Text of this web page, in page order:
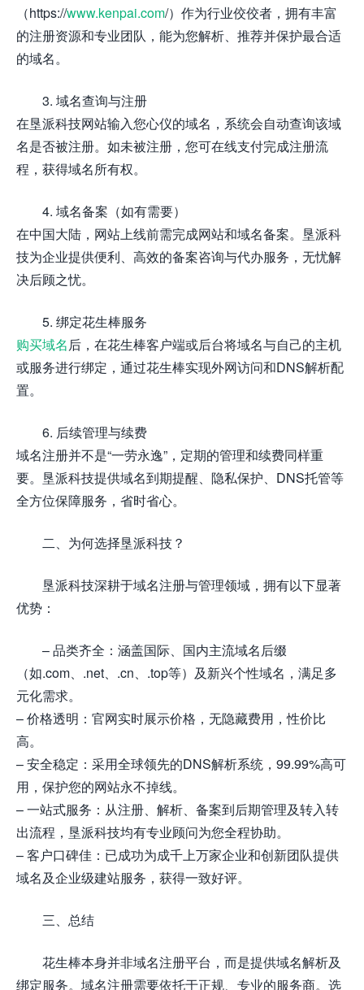
（https://www.kenpai.com/）作为行业佼佼者，拥有丰富
的注册资源和专业团队，能为您解析、推荐并保护最合适
的域名。
3. 域名查询与注册
在垦派科技网站输入您心仪的域名，系统会自动查询该域
名是否被注册。如未被注册，您可在线支付完成注册流
程，获得域名所有权。
4. 域名备案（如有需要）
在中国大陆，网站上线前需完成网站和域名备案。垦派科
技为企业提供便利、高效的备案咨询与代办服务，无忧解
决后顾之忧。
5. 绑定花生棒服务
购买域名后，在花生棒客户端或后台将域名与自己的主机
或服务进行绑定，通过花生棒实现外网访问和DNS解析配
置。
6. 后续管理与续费
域名注册并不是“一劳永逸”，定期的管理和续费同样重
要。垦派科技提供域名到期提醒、隐私保护、DNS托管等
全方位保障服务，省时省心。
二、为何选择垦派科技？
垦派科技深耕于域名注册与管理领域，拥有以下显著
优势：
– 品类齐全：涵盖国际、国内主流域名后缀
（如.com、.net、.cn、.top等）及新兴个性域名，满足多
元化需求。
– 价格透明：官网实时展示价格，无隐藏费用，性价比
高。
– 安全稳定：采用全球领先的DNS解析系统，99.99%高可
用，保护您的网站永不掉线。
– 一站式服务：从注册、解析、备案到后期管理及转入转
出流程，垦派科技均有专业顾问为您全程协助。
– 客户口碑佳：已成功为成千上万家企业和创新团队提供
域名及企业级建站服务，获得一致好评。
三、总结
花生棒本身并非域名注册平台，而是提供域名解析及
绑定服务。域名注册需要依托于正规、专业的服务商。选